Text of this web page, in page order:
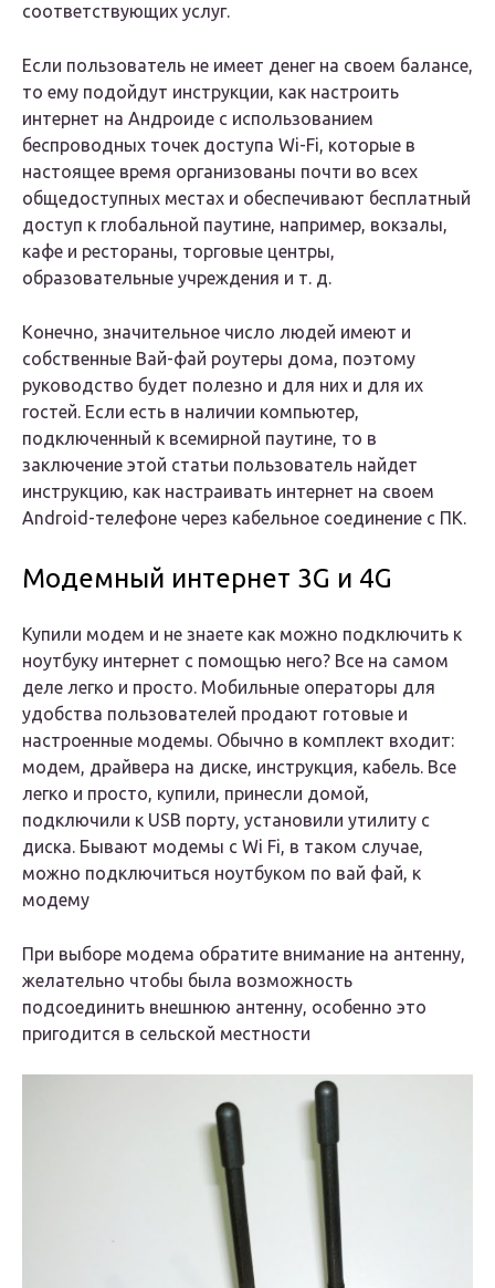
соответствующих услуг.
Если пользователь не имеет денег на своем балансе,
то ему подойдут инструкции, как настроить
интернет на Андроиде с использованием
беспроводных точек доступа Wi-Fi, которые в
настоящее время организованы почти во всех
общедоступных местах и обеспечивают бесплатный
доступ к глобальной паутине, например, вокзалы,
кафе и рестораны, торговые центры,
образовательные учреждения и т. д.
Конечно, значительное число людей имеют и
собственные Вай-фай роутеры дома, поэтому
руководство будет полезно и для них и для их
гостей. Если есть в наличии компьютер,
подключенный к всемирной паутине, то в
заключение этой статьи пользователь найдет
инструкцию, как настраивать интернет на своем
Android-телефоне через кабельное соединение с ПК.
Модемный интернет 3G и 4G
Купили модем и не знаете как можно подключить к
ноутбуку интернет с помощью него? Все на самом
деле легко и просто. Мобильные операторы для
удобства пользователей продают готовые и
настроенные модемы. Обычно в комплект входит:
модем, драйвера на диске, инструкция, кабель. Все
легко и просто, купили, принесли домой,
подключили к USB порту, установили утилиту с
диска. Бывают модемы с Wi Fi, в таком случае,
можно подключиться ноутбуком по вай фай, к
модему
При выборе модема обратите внимание на антенну,
желательно чтобы была возможность
подсоединить внешнюю антенну, особенно это
пригодится в сельской местности